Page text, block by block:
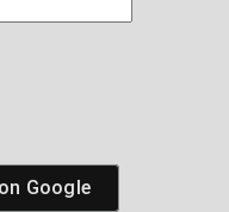
Google